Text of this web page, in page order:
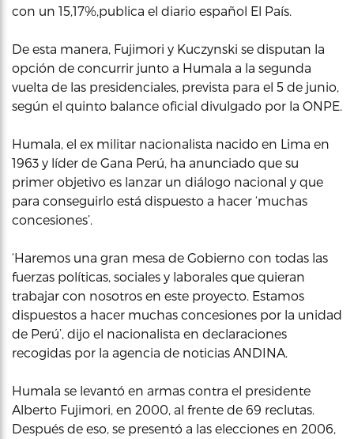
con un 15,17%,publica el diario español El País.
De esta manera, Fujimori y Kuczynski se disputan la
opción de concurrir junto a Humala a la segunda
vuelta de las presidenciales, prevista para el 5 de junio,
según el quinto balance oficial divulgado por la ONPE.
Humala, el ex militar nacionalista nacido en Lima en
1963 y líder de Gana Perú, ha anunciado que su
primer objetivo es lanzar un diálogo nacional y que
para conseguirlo está dispuesto a hacer ‘muchas
concesiones’.
‘Haremos una gran mesa de Gobierno con todas las
fuerzas políticas, sociales y laborales que quieran
trabajar con nosotros en este proyecto. Estamos
dispuestos a hacer muchas concesiones por la unidad
de Perú’, dijo el nacionalista en declaraciones
recogidas por la agencia de noticias ANDINA.
Humala se levantó en armas contra el presidente
Alberto Fujimori, en 2000, al frente de 69 reclutas.
Después de eso, se presentó a las elecciones en 2006,